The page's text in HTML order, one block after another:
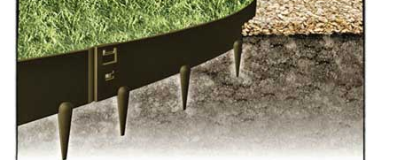
Velešíně
Pomník J. V. Kamarýta v Krumlovské ulici ve
Pamětní deska arcibiskupa Micara ve
vstupu do poutního místa Římov
Plastika Koule v Gutenbergově ulici v